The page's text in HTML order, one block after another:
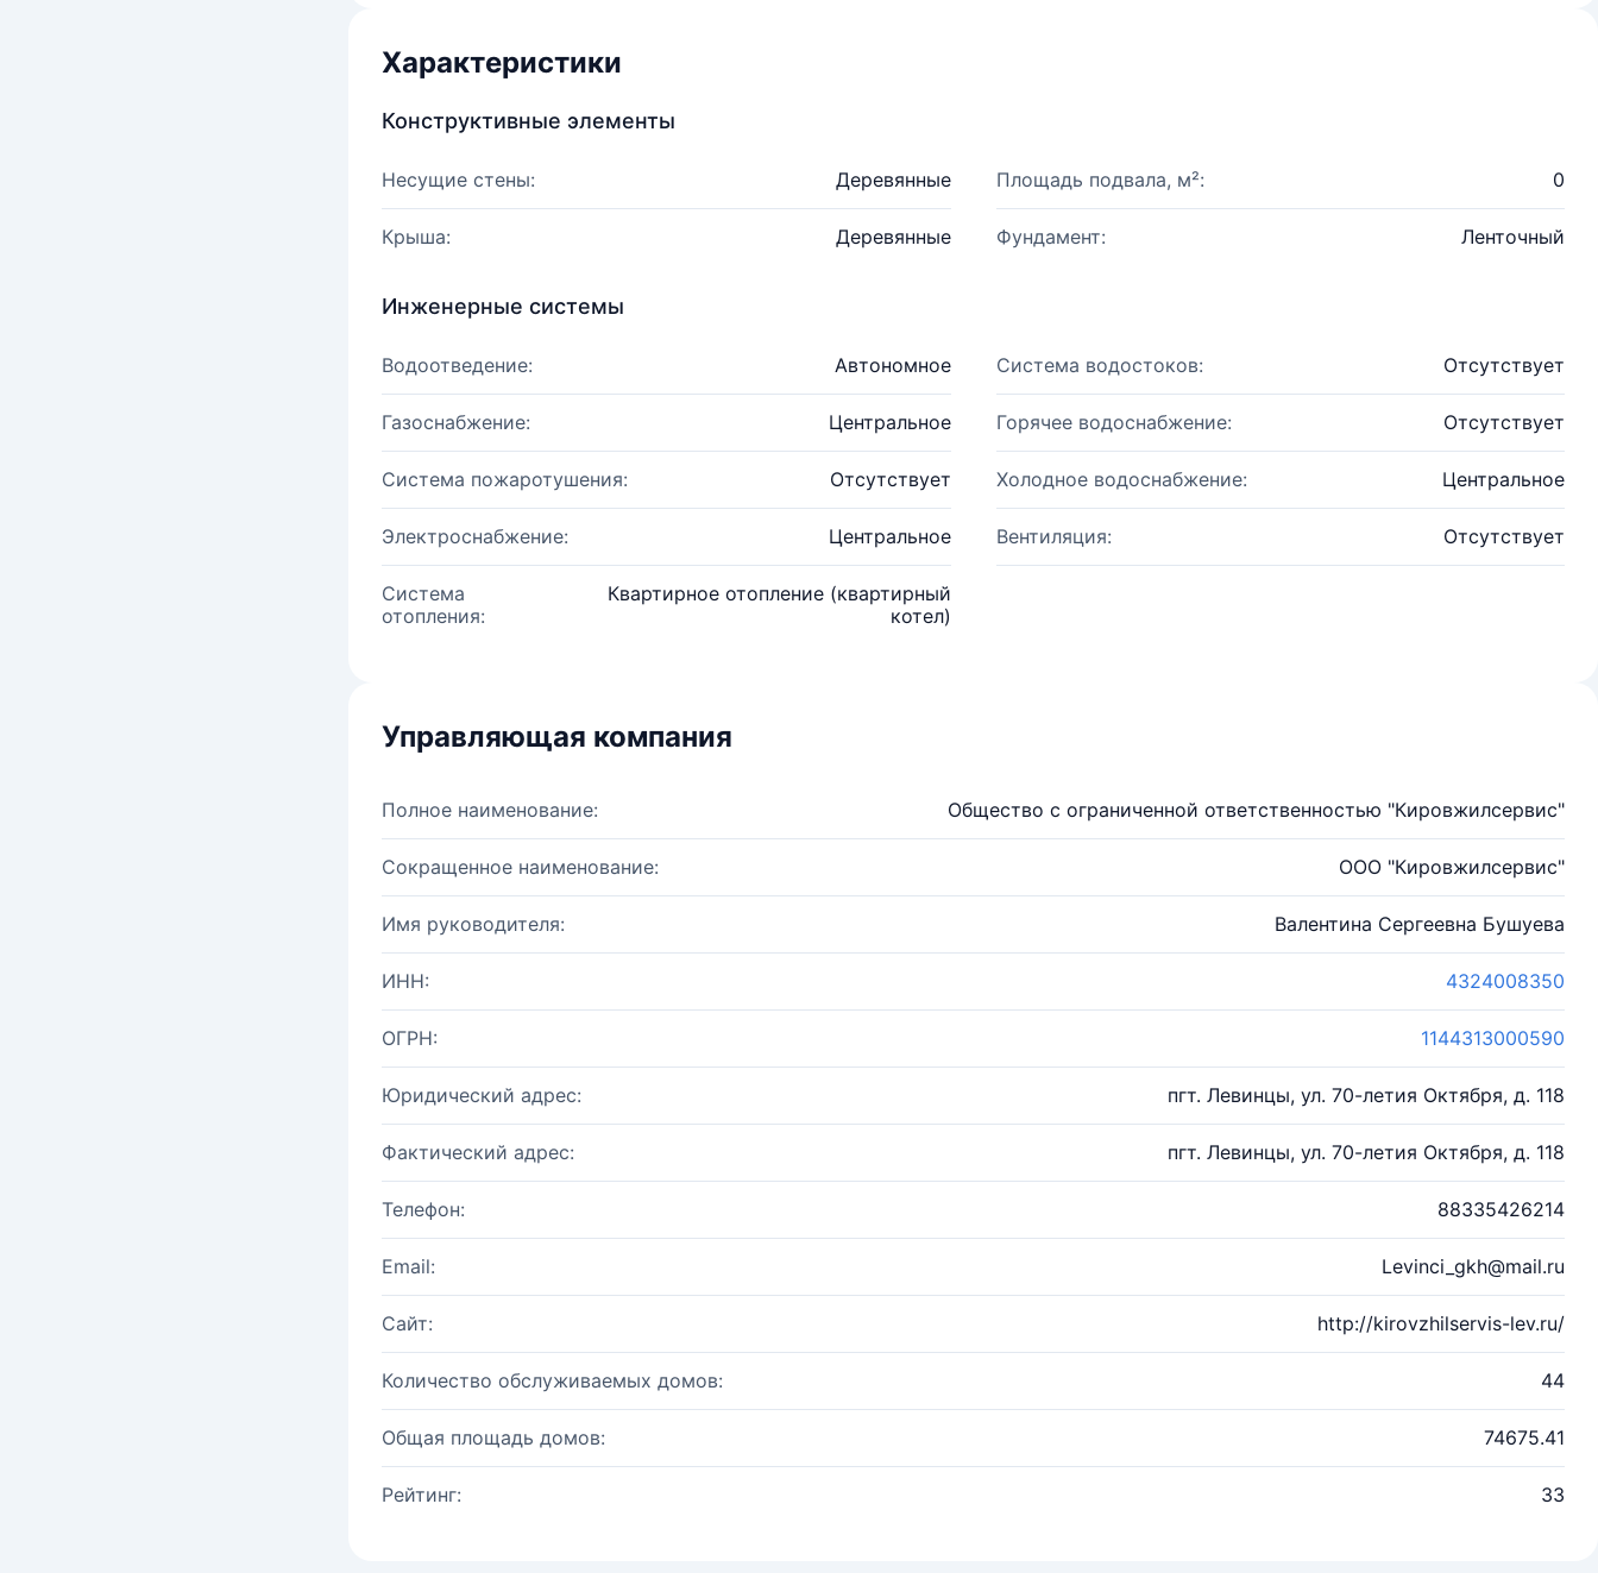
Характеристики
Конструктивные элементы
Несущие стены: Деревянные Площадь подвала, м²: 0
Крыша: Деревянные Фундамент: Ленточный
Инженерные системы
Водоотведение: Автономное Система водостоков: Отсутствует
Газоснабжение: Центральное Горячее водоснабжение: Отсутствует
Система пожаротушения: Отсутствует Холодное водоснабжение: Центральное
Электроснабжение: Центральное Вентиляция: Отсутствует
Система
отопления:
Квартирное отопление (квартирный
котел)
Управляющая компания
Полное наименование: Общество с ограниченной ответственностью "Кировжилсервис"
Сокращенное наименование: ООО "Кировжилсервис"
Имя руководителя: Валентина Сергеевна Бушуева
ИНН: 4324008350
ОГРН: 1144313000590
Юридический адрес: пгт. Левинцы, ул. 70-летия Октября, д. 118
Фактический адрес: пгт. Левинцы, ул. 70-летия Октября, д. 118
Телефон: 88335426214
Email: Levinci_gkh@mail.ru
Сайт: http://kirovzhilservis-lev.ru/
Количество обслуживаемых домов: 44
Общая площадь домов: 74675.41
Рейтинг: 33